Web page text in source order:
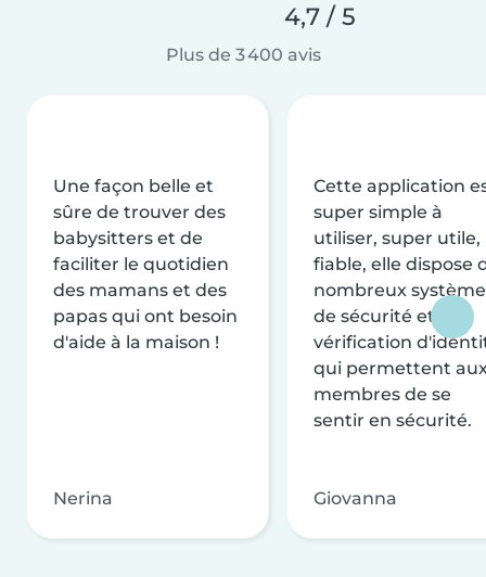
4,7 / 5
Plus de 3 400 avis
Une façon belle et
sûre de trouver des
babysitters et de
faciliter le quotidien
des mamans et des
papas qui ont besoin
d'aide à la maison !
Nerina
Cette application
super simple à
utiliser, super utile,
fiable, elle dispose
nombreux
de sécurité et de
vérification
qui permettent
membres de se
sentir en sécurité.
Giovanna